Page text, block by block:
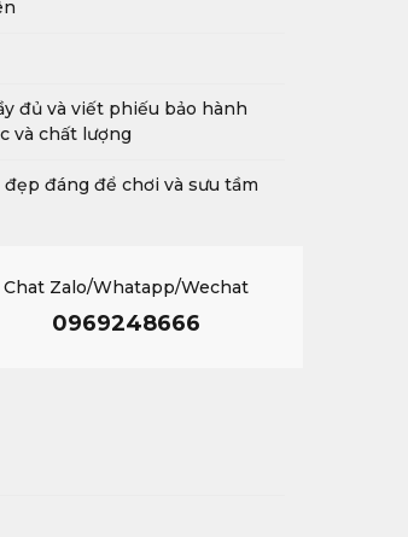
đủ và viết phiếu bảo hành
và chất lượng
đáng để chơi và sưu tầm
Chat Zalo/Whatapp/Wechat
0969248666